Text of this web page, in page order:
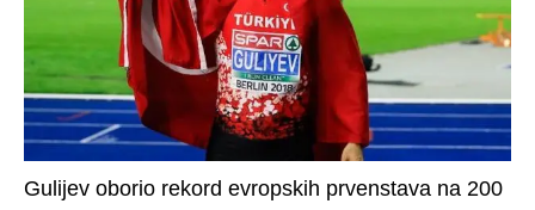
Gulijev oborio rekord evropskih prvenstava na 200